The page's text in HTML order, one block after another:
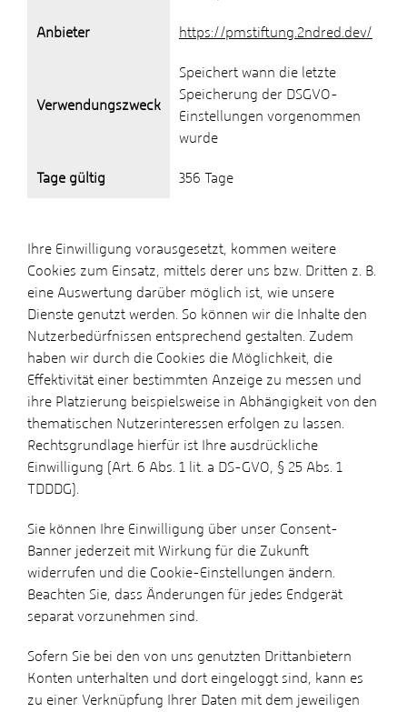
Anbieter https://pmstiftung.2ndred.dev/
Verwendungszweck
Speichert wann die letzte
Speicherung der DSGVO-
Einstellungen vorgenommen
wurde
Tage gültig 356 Tage
Ihre Einwilligung vorausgesetzt, kommen weitere
Cookies zum Einsatz, mittels derer uns bzw. Dritten z. B.
eine Auswertung darüber möglich ist, wie unsere
Dienste genutzt werden. So können wir die Inhalte den
Nutzerbedürfnissen entsprechend gestalten. Zudem
haben wir durch die Cookies die Möglichkeit, die
Effektivität einer bestimmten Anzeige zu messen und
ihre Platzierung beispielsweise in Abhängigkeit von den
thematischen Nutzerinteressen erfolgen zu lassen.
Rechtsgrundlage hierfür ist Ihre ausdrückliche
Einwilligung (Art. 6 Abs. 1 lit. a DS-GVO, § 25 Abs. 1
TDDDG).
Sie können Ihre Einwilligung über unser Consent-
Banner jederzeit mit Wirkung für die Zukunft
widerrufen und die Cookie-Einstellungen ändern.
Beachten Sie, dass Änderungen für jedes Endgerät
separat vorzunehmen sind.
Sofern Sie bei den von uns genutzten Drittanbietern
Konten unterhalten und dort eingeloggt sind, kann es
zu einer Verknüpfung Ihrer Daten mit dem jeweiligen